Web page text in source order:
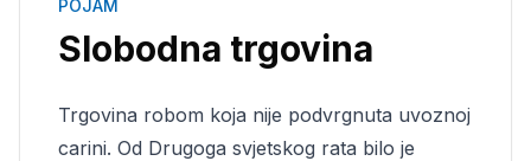
POJAM
Slobodna trgovina
Trgovina robom koja nije podvrgnuta uvoznoj
carini. Od Drugoga svjetskog rata bilo je